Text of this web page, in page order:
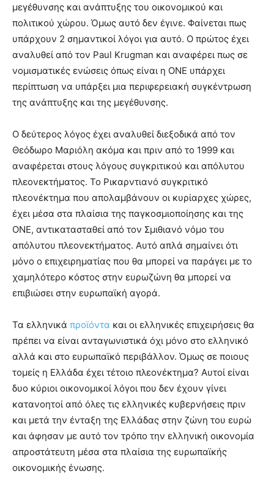
μεγέθυνσης και ανάπτυξης του οικονομικού και
πολιτικού χώρου. Όμως αυτό δεν έγινε. Φαίνεται πως
υπάρχουν 2 σημαντικοί λόγοι για αυτό. Ο πρώτος έχει
αναλυθεί από τον Paul Krugman και αναφέρει πως σε
νομισματικές ενώσεις όπως είναι η ΟΝΕ υπάρχει
περίπτωση να υπάρξει μια περιφερειακή συγκέντρωση
της ανάπτυξης και της μεγέθυνσης.
Ο δεύτερος λόγος έχει αναλυθεί διεξοδικά από τον
Θεόδωρο Μαριόλη ακόμα και πριν από το 1999 και
αναφέρεται στους λόγους συγκριτικού και απόλυτου
πλεονεκτήματος. Το Ρικαρντιανό συγκριτικό
πλεονέκτημα που απολαμβάνουν οι κυρίαρχες χώρες,
έχει μέσα στα πλαίσια της παγκοσμιοποίησης και της
ΟΝΕ, αντικατασταθεί από τον Σμιθιανό νόμο του
απόλυτου πλεονεκτήματος. Αυτό απλά σημαίνει ότι
μόνο ο επιχειρηματίας που θα μπορεί να παράγει με το
χαμηλότερο κόστος στην ευρωζώνη θα μπορεί να
επιβιώσει στην ευρωπαϊκή αγορά.
Τα ελληνικά προϊόντα και οι ελληνικές επιχειρήσεις θα
πρέπει να είναι ανταγωνιστικά όχι μόνο στο ελληνικό
αλλά και στο ευρωπαϊκό περιβάλλον. Όμως σε ποιους
τομείς η Ελλάδα έχει τέτοιο πλεονέκτημα? Αυτοί είναι
δυο κύριοι οικονομικοί λόγοι που δεν έχουν γίνει
κατανοητοί από όλες τις ελληνικές κυβερνήσεις πριν
και μετά την ένταξη της Ελλάδας στην ζώνη του ευρώ
και άφησαν με αυτό τον τρόπο την ελληνική οικονομία
απροστάτευτη μέσα στα πλαίσια της ευρωπαϊκής
οικονομικής ένωσης.